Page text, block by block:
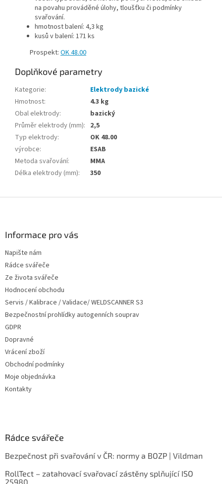
na povahu prováděné úlohy, tloušťku či podmínky
svařování.
hmotnost balení: 4,3 kg
kusů v balení: 171 ks
Prospekt: OK 48.00
Doplňkové parametry
Kategorie:
Elektrody bazické
Hmotnost:
4.3 kg
Obal elektrody:
bazický
Průměr elektrody (mm): 2,5
Typ elektrody:
OK 48.00
výrobce:
ESAB
Metoda svařování:
MMA
Délka elektrody (mm): 350
Informace pro vás
Napište nám
Rádce svářeče
Ze života svářeče
Hodnocení obchodu
Servis / Kalibrace / Validace/ WELDSCANNER S3
Bezpečnostní prohlídky autogenních souprav
GDPR
Dopravné
Vrácení zboží
Obchodní podmínky
Moje objednávka
Kontakty
Rádce svářeče
Bezpečnost při svařování v ČR: normy a BOZP | Vildman
RollTect – zatahovací svařovací zástěny splňující ISO
25980